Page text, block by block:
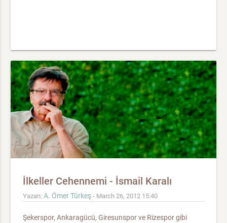
İlkeller Cehennemi - İsmail Karalı
Yazan: A. Ömer Türkeş - March 26, 2012 15:40
Şekerspor, Ankaragücü, Giresunspor ve Rizespor gibi